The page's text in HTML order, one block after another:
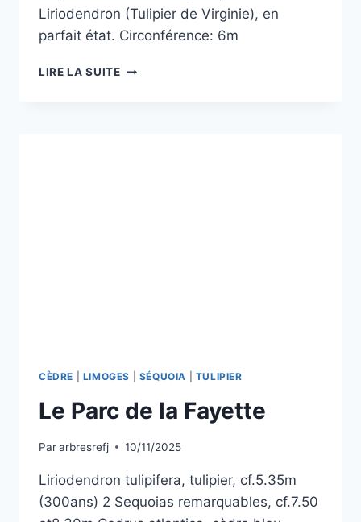
Liriodendron (Tulipier de Virginie), en
parfait état. Circonférence: 6m
LIRE LA SUITELIRIODENDRON
CÈDRE LIMOGES SÉQUOIA TULIPIER
Le Parc de la Fayette
Pararbresrefj 10/11/2025
Liriodendron tulipifera, tulipier, cf.5.35m
(300ans) 2 Sequoias remarquables, cf.7.50